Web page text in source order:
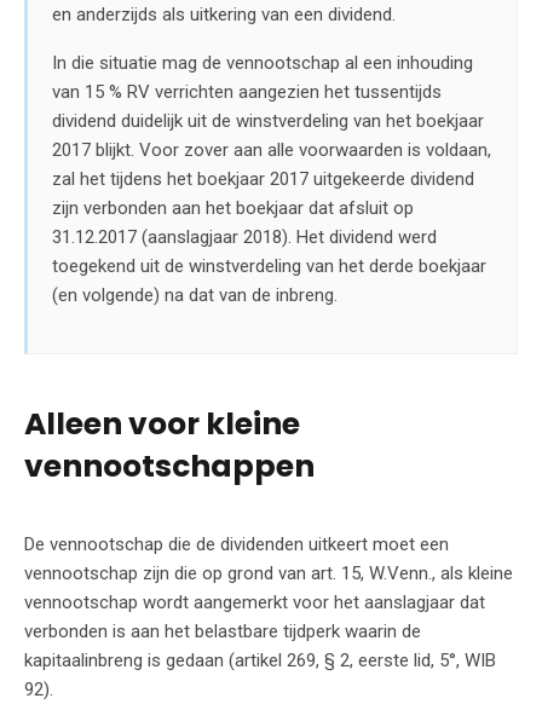
en anderzijds als uitkering van een dividend.
In die situatie mag de vennootschap al een inhouding
van 15 % RV verrichten aangezien het tussentijds
dividend duidelijk uit de winstverdeling van het boekjaar
2017 blijkt. Voor zover aan alle voorwaarden is voldaan,
zal het tijdens het boekjaar 2017 uitgekeerde dividend
zijn verbonden aan het boekjaar dat afsluit op
31.12.2017 (aanslagjaar 2018). Het dividend werd
toegekend uit de winstverdeling van het derde boekjaar
(en volgende) na dat van de inbreng.
Alleen voor kleine
vennootschappen
De vennootschap die de dividenden uitkeert moet een
vennootschap zijn die op grond van art. 15, W.Venn., als kleine
vennootschap wordt aangemerkt voor het aanslagjaar dat
verbonden is aan het belastbare tijdperk waarin de
kapitaalinbreng is gedaan (artikel 269, § 2, eerste lid, 5°, WIB
92).